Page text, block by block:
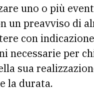
uno o più
un preavviso di
con
necessarie per
sua
la durata.